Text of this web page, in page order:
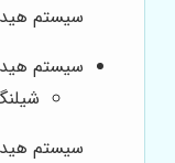
سیستم
سیستم
سیستم